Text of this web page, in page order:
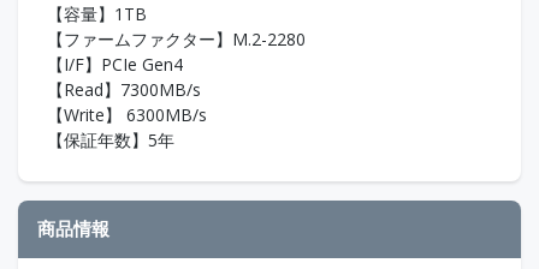
【容量】1TB
【ファームファクター】M.2-2280
【I/F】PCIe Gen4
【Read】7300MB/s
【Write】 6300MB/s
【保証年数】5年
商品情報